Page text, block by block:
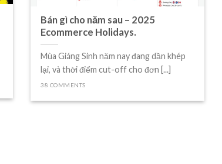
Bán gì cho năm sau – 2025
Ecommerce Holidays.
Mùa Giáng Sinh năm nay đang dần khép
lại, và thời điểm cut-off cho đơn [...]
38 COMMENTS